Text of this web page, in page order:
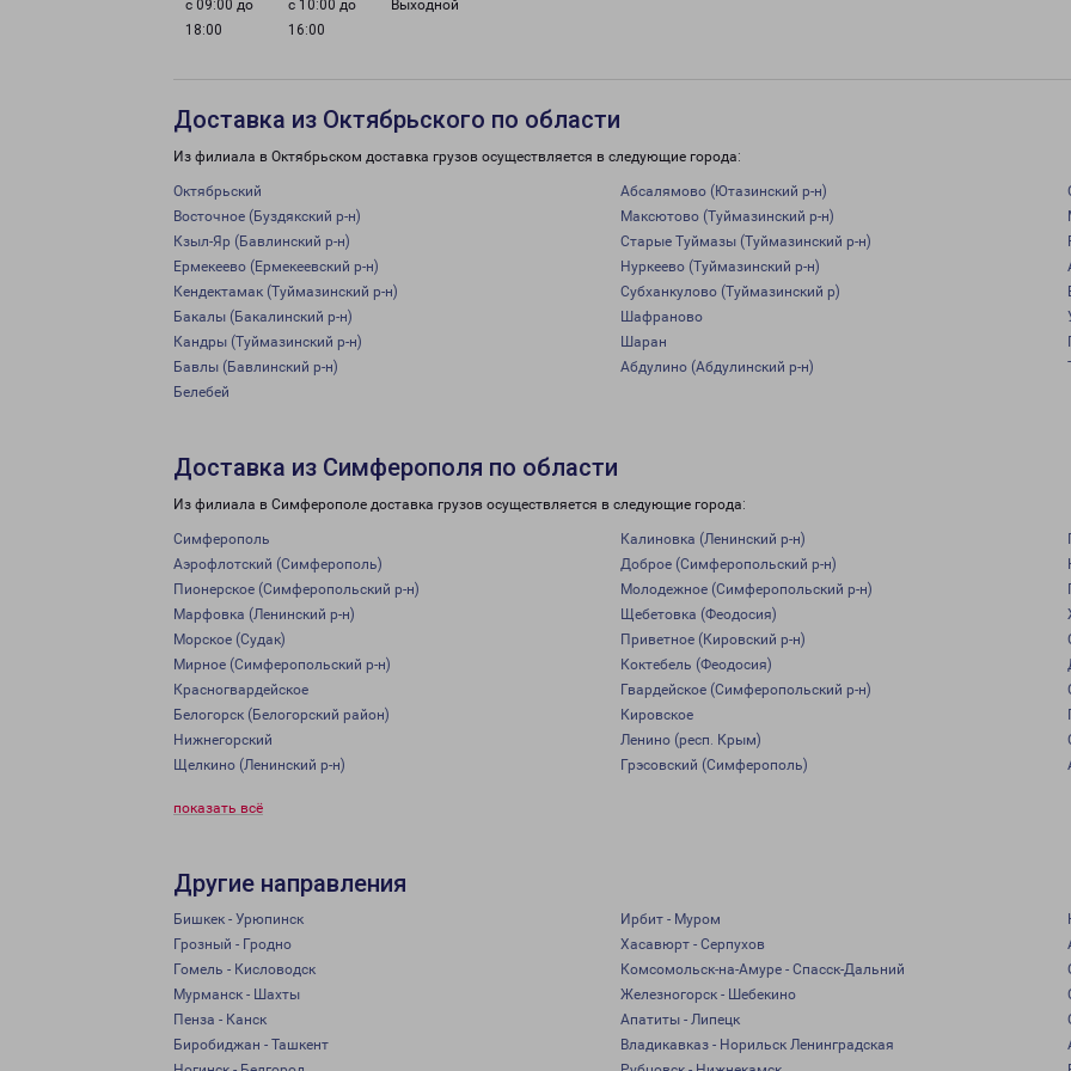
с 09:00 до
18:00
с 10:00 до
16:00
Выходной
Доставка из Октябрьского по области
Из филиала в Октябрьском доставка грузов осуществляется в следующие города:
Октябрьский Абсалямово (Ютазинский р-н)
Восточное (Буздякский р-н)
Максютово (Туймазинский р-н)
Кзыл-Яр (Бавлинский р-н)
Старые Туймазы (Туймазинский р-н)
Ермекеево (Ермекеевский р-н)
Нуркеево (Туймазинский р-н)
Кендектамак (Туймазинский р-н)
Субханкулово (Туймазинский р)
Бакалы (Бакалинский р-н)
Шафраново
Кандры (Туймазинский р-н)
Шаран
Бавлы (Бавлинский р-н)
Абдулино (Абдулинский р-н)
Белебей
Доставка из Симферополя по области
Из филиала в Симферополе доставка грузов осуществляется в следующие города:
Симферополь Калиновка (Ленинский р-н)
Аэрофлотский (Симферополь)
Доброе (Симферопольский р-н)
Пионерское (Симферопольский р-н)
Молодежное (Симферопольский р-н)
Марфовка (Ленинский р-н)
Щебетовка (Феодосия)
Морское (Судак)
Приветное (Кировский р-н)
Мирное (Симферопольский р-н)
Коктебель (Феодосия)
Красногвардейское
Гвардейское (Симферопольский р-н)
Белогорск (Белогорский район)
Кировское
Нижнегорский
Ленино (респ. Крым)
Щелкино (Ленинский р-н)
Грэсовский (Симферополь)
показать всё
Другие направления
Бишкек - Урюпинск Ирбит - Муром
Грозный - Гродно
Хасавюрт - Серпухов
Гомель - Кисловодск
Комсомольск-на-Амуре - Спасск-Дальний
Мурманск - Шахты
Железногорск - Шебекино
Пенза - Канск
Апатиты - Липецк
Биробиджан - Ташкент
Владикавказ - Норильск Ленинградская